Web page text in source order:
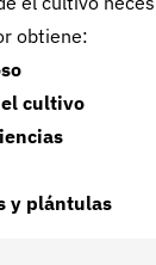
obtiene:
cultivo
y plántulas